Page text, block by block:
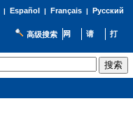
| Español | Français| Русский
高级搜索